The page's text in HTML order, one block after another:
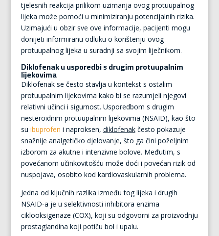
tjelesnih reakcija prilikom uzimanja ovog protuupalnog
lijeka može pomoći u minimiziranju potencijalnih rizika.
Uzimajući u obzir sve ove informacije, pacijenti mogu
donijeti informiranu odluku o korištenju ovog
protuupalnog lijeka u suradnji sa svojim liječnikom.
Diklofenak u usporedbi s drugim protuupalnim
lijekovima
Diklofenak se često stavlja u kontekst s ostalim
protuupalnim lijekovima kako bi se razumjeli njegovi
relativni učinci i sigurnost. Usporedbom s drugim
nesteroidnim protuupalnim lijekovima (NSAID), kao što
su ibuprofen i naproksen, diklofenakčesto pokazuje
snažnije analgetičko djelovanje, što ga čini poželjnim
izborom za akutne i intenzivne bolove. Međutim, s
povećanom učinkovitošću može doći i povećan rizik od
nuspojava, osobito kod kardiovaskularnih problema.
Jedna od ključnih razlika između tog lijeka i drugih
NSAID-a je u selektivnosti inhibitora enzima
ciklooksigenaze (COX), koji su odgovorni za proizvodnju
prostaglandina koji potiču bol i upalu.